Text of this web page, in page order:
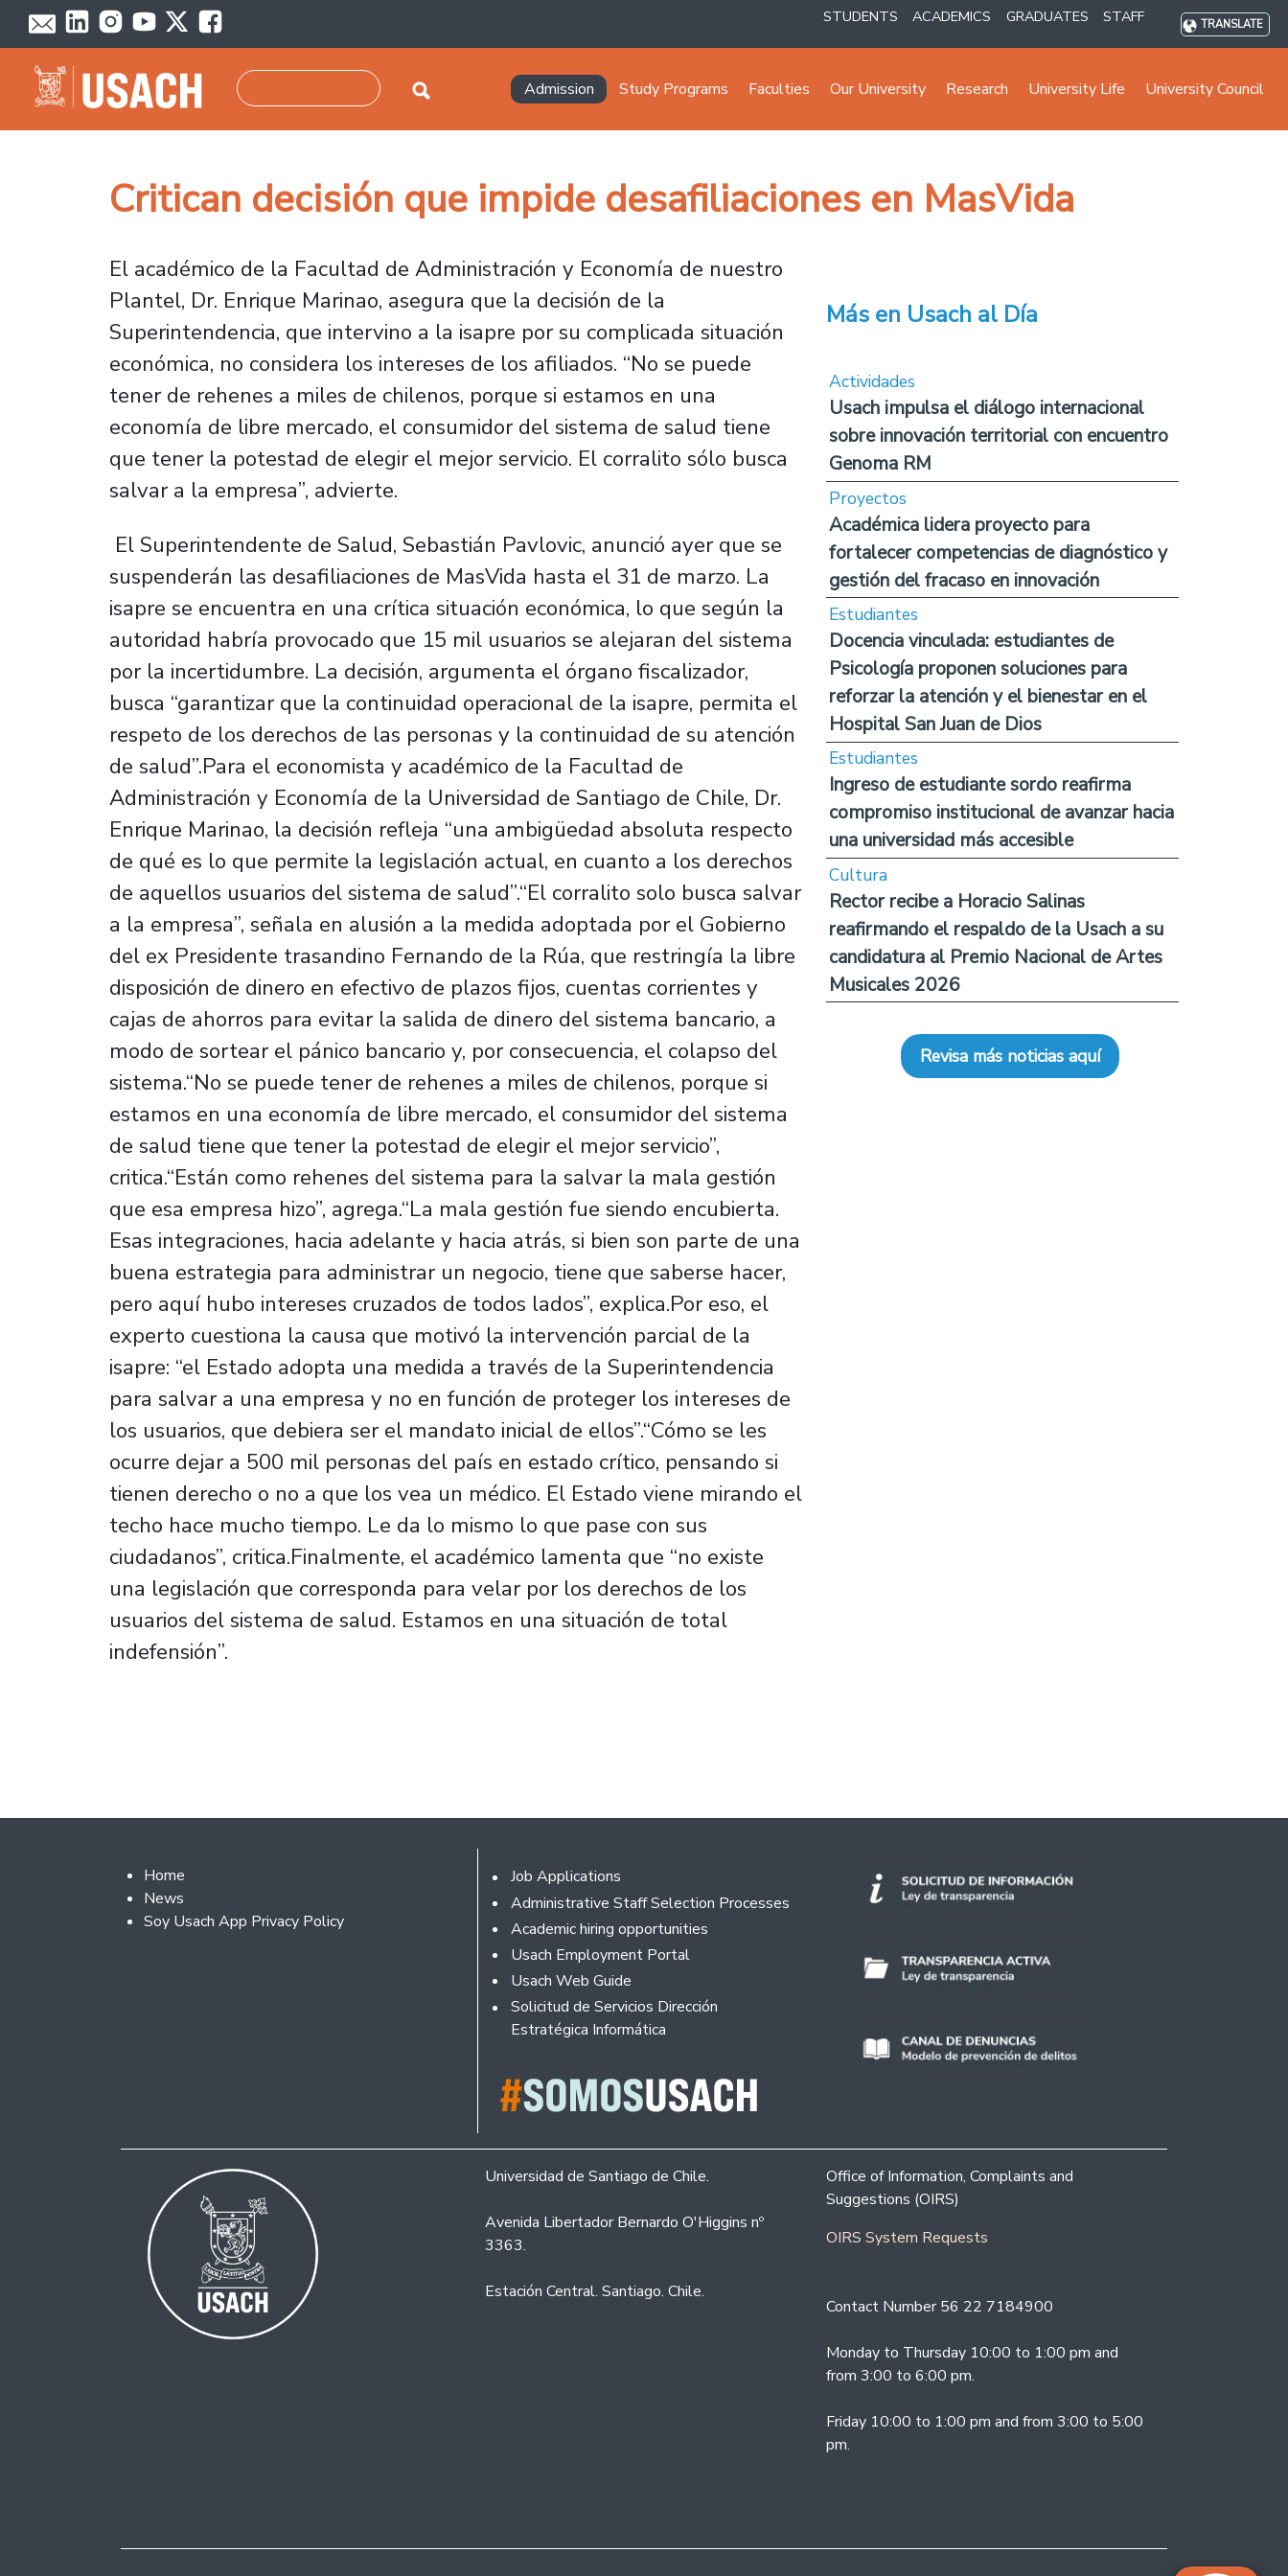
Skip to main content STUDENTS ACADEMICS GRADUATES STAFF TRANSLATE
Navegación principal
Admission Study Programs Faculties Our University Research University Life University Council
Critican decisión que impide desafiliaciones en MasVida
El académico de la Facultad de Administración y Economía de nuestro
Plantel, Dr. Enrique Marinao, asegura que la decisión de la
Superintendencia, que intervino a la isapre por su complicada situación
económica, no considera los intereses de los afiliados. “No se puede
tener de rehenes a miles de chilenos, porque si estamos en una
economía de libre mercado, el consumidor del sistema de salud tiene
que tener la potestad de elegir el mejor servicio. El corralito sólo busca
salvar a la empresa”, advierte.
El Superintendente de Salud, Sebastián Pavlovic, anunció ayer que se
suspenderán las desafiliaciones de MasVida hasta el 31 de marzo. La
isapre se encuentra en una crítica situación económica, lo que según la
autoridad habría provocado que 15 mil usuarios se alejaran del sistema
por la incertidumbre. La decisión, argumenta el órgano fiscalizador,
busca “garantizar que la continuidad operacional de la isapre, permita el
respeto de los derechos de las personas y la continuidad de su atención
de salud”.Para el economista y académico de la Facultad de
Administración y Economía de la Universidad de Santiago de Chile, Dr.
Enrique Marinao, la decisión refleja “una ambigüedad absoluta respecto
de qué es lo que permite la legislación actual, en cuanto a los derechos
de aquellos usuarios del sistema de salud”.“El corralito solo busca salvar
a la empresa”, señala en alusión a la medida adoptada por el Gobierno
del ex Presidente trasandino Fernando de la Rúa, que restringía la libre
disposición de dinero en efectivo de plazos fijos, cuentas corrientes y
cajas de ahorros para evitar la salida de dinero del sistema bancario, a
modo de sortear el pánico bancario y, por consecuencia, el colapso del
sistema.“No se puede tener de rehenes a miles de chilenos, porque si
estamos en una economía de libre mercado, el consumidor del sistema
de salud tiene que tener la potestad de elegir el mejor servicio”,
critica.“Están como rehenes del sistema para la salvar la mala gestión
que esa empresa hizo”, agrega.“La mala gestión fue siendo encubierta.
Esas integraciones, hacia adelante y hacia atrás, si bien son parte de una
buena estrategia para administrar un negocio, tiene que saberse hacer,
pero aquí hubo intereses cruzados de todos lados”, explica.Por eso, el
experto cuestiona la causa que motivó la intervención parcial de la
isapre: “el Estado adopta una medida a través de la Superintendencia
para salvar a una empresa y no en función de proteger los intereses de
los usuarios, que debiera ser el mandato inicial de ellos”.“Cómo se les
ocurre dejar a 500 mil personas del país en estado crítico, pensando si
tienen derecho o no a que los vea un médico. El Estado viene mirando el
techo hace mucho tiempo. Le da lo mismo lo que pase con sus
ciudadanos”, critica.Finalmente, el académico lamenta que “no existe
una legislación que corresponda para velar por los derechos de los
usuarios del sistema de salud. Estamos en una situación de total
indefensión”.
Más en Usach al Día
Actividades
Usach impulsa el diálogo internacional
sobre innovación territorial con encuentro
Genoma RM
Proyectos
Académica lidera proyecto para
fortalecer competencias de diagnóstico y
gestión del fracaso en innovación
Estudiantes
Docencia vinculada: estudiantes de
Psicología proponen soluciones para
reforzar la atención y el bienestar en el
Hospital San Juan de Dios
Estudiantes
Ingreso de estudiante sordo reafirma
compromiso institucional de avanzar hacia
una universidad más accesible
Cultura
Rector recibe a Horacio Salinas
reafirmando el respaldo de la Usach a su
candidatura al Premio Nacional de Artes
Musicales 2026
Revisa más noticias aquí
Footer 2
Home
News
Soy Usach App Privacy Policy
Footer
Job Applications
Administrative Staff Selection Processes
Academic hiring opportunities
Usach Employment Portal
Usach Web Guide
Solicitud de Servicios Dirección
Estratégica Informática
Universidad de Santiago de Chile.
Avenida Libertador Bernardo O'Higgins nº
3363.
Estación Central. Santiago. Chile.
Office of Information, Complaints and
Suggestions (OIRS)
OIRS System Requests
Contact Number 56 22 7184900
Monday to Thursday 10:00 to 1:00 pm and
from 3:00 to 6:00 pm.
Friday 10:00 to 1:00 pm and from 3:00 to 5:00
pm.